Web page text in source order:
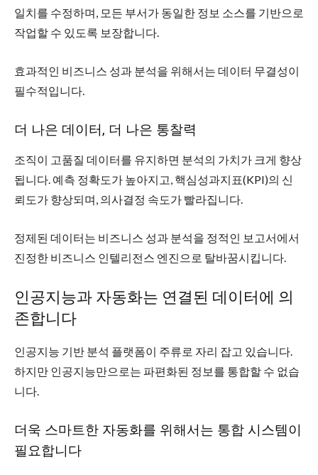
일치를 수정하며, 모든 부서가 동일한 정보 소스를 기반으로
작업할 수 있도록 보장합니다.
효과적인 비즈니스 성과 분석을 위해서는 데이터 무결성이
필수적입니다.
더 나은 데이터, 더 나은 통찰력
조직이 고품질 데이터를 유지하면 분석의 가치가 크게 향상
됩니다. 예측 정확도가 높아지고, 핵심성과지표(KPI)의 신
뢰도가 향상되며, 의사결정 속도가 빨라집니다.
정제된 데이터는 비즈니스 성과 분석을 정적인 보고서에서
진정한 비즈니스 인텔리전스 엔진으로 탈바꿈시킵니다.
인공지능과 자동화는 연결된 데이터에 의
존합니다
인공지능 기반 분석 플랫폼이 주류로 자리 잡고 있습니다.
하지만 인공지능만으로는 파편화된 정보를 통합할 수 없습
니다.
더욱 스마트한 자동화를 위해서는 통합 시스템이
필요합니다